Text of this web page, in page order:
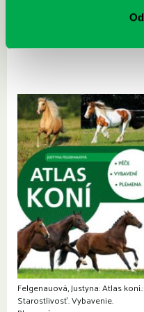
Felgenauová, Justyna: Atlas koní.:
Starostlivosť. Vybavenie.